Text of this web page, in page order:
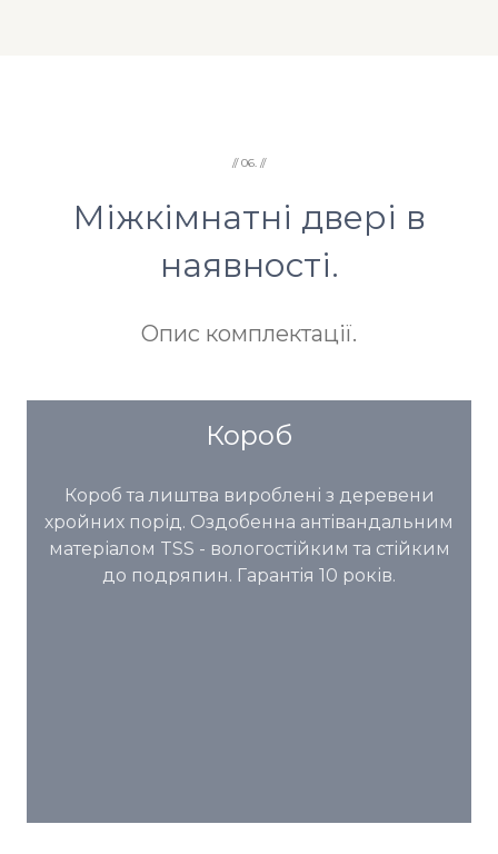
// 06. //
Міжкімнатні двері в
наявності.
Опис комплектації.
Короб
Короб та лиштва вироблені з деревени
хройних порід. Оздобенна антівандальним
матеріалом TSS - вологостійким та стійким
до подряпин. Гарантія 10 років.